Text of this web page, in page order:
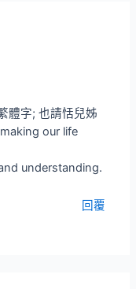
體字; 也請恬兒姊
our life
understanding.
回覆